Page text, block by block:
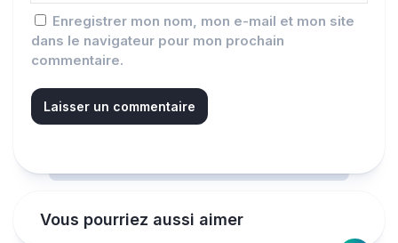
Enregistrer mon nom, mon e-mail et mon site
dans le navigateur pour mon prochain
commentaire.
Vous pourriez aussi aimer